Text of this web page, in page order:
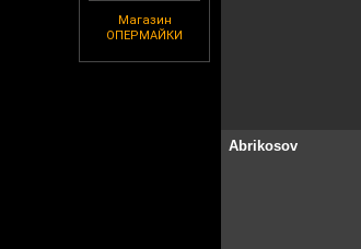
Магазин
ОПЕРМАЙКИ
Abrikosov